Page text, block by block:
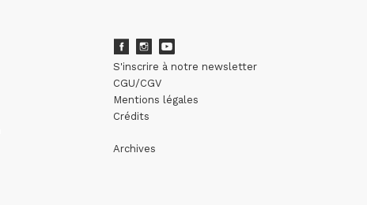
S'inscrire à notre newsletter
CGU/CGV
Mentions légales
Crédits
Archives